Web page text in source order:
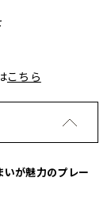
こちら
いが魅力のプレー